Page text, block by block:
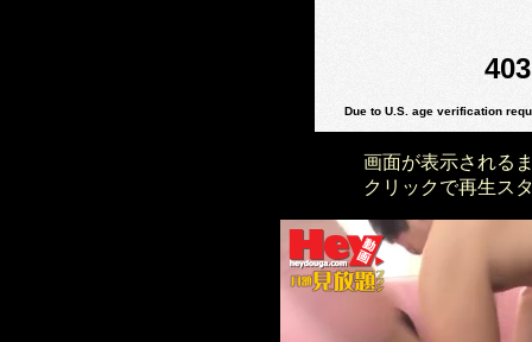
画面が表示される
クリックで再生ス